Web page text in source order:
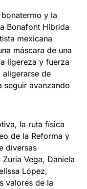
y la
Bonafont Híbrida
mexicana
máscara de una
ligereza y fuerza
aligerarse de
seguir avanzando
la ruta física
de la Reforma y
diversas
Vega, Daniela
López,
valores de la